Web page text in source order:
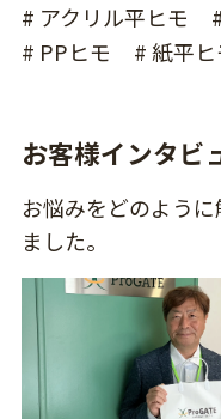
# アクリル平ヒモ
# PPヒモ
# 紙平ヒ
お客様インタビ
お悩みをどのよう
ました。